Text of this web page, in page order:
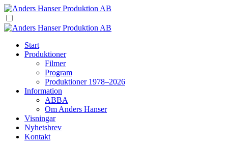
Start
Produktioner
Filmer
Program
Produktioner 1978–2026
Information
ABBA
Om Anders Hanser
Visningar
Nyhetsbrev
Kontakt